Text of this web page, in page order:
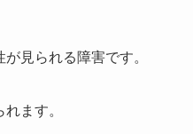
見られる障害です。
ます。